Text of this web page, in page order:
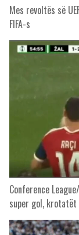
Mes revoltës së
FIFA-s
Conference
super gol, krotatët